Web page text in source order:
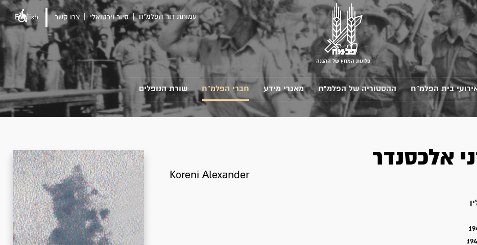
פלוגות המחץ של ההגנה
עמותת דור הפלמ"ח סיור וירטואלי צרו קשר English
בית הפלמ"ח ההסטוריה של הפלמ"ח מאגרי מידע חברי הפלמ"ח שורת הנופלים
אלכסנדר
Koreni Alexander